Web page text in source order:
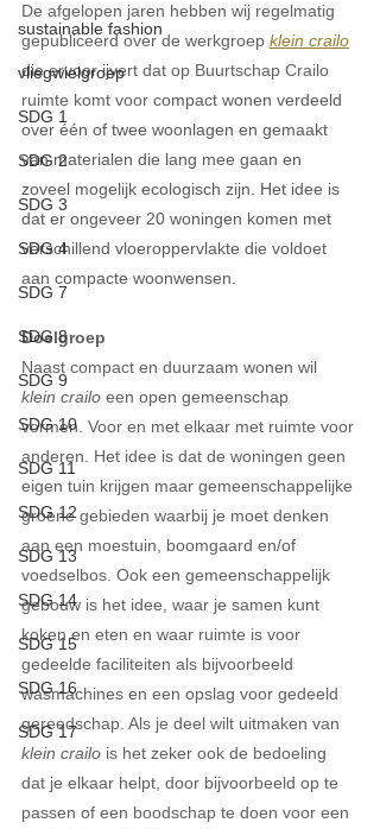
sustainable fashion
vliegwielgroep
SDG 1
SDG 2
SDG 3
SDG 4
SDG 7
SDG 8
SDG 9
SDG 10
SDG 11
SDG 12
SDG 13
SDG 14
SDG 15
SDG 16
SDG 17
De afgelopen jaren hebben wij regelmatig
gepubliceerd over de werkgroep klein crailo
die ervoor ijvert dat op Buurtschap Crailo
ruimte komt voor compact wonen verdeeld
over één of twee woonlagen en gemaakt
van materialen die lang mee gaan en
zoveel mogelijk ecologisch zijn. Het idee is
dat er ongeveer 20 woningen komen met
verschillend vloeroppervlakte die voldoet
aan compacte woonwensen.
Doelgroep
Naast compact en duurzaam wonen wil
klein crailo een open gemeenschap
vormen. Voor en met elkaar met ruimte voor
anderen. Het idee is dat de woningen geen
eigen tuin krijgen maar gemeenschappelijke
groene gebieden waarbij je moet denken
aan een moestuin, boomgaard en/of
voedselbos. Ook een gemeenschappelijk
gebouw is het idee, waar je samen kunt
koken en eten en waar ruimte is voor
gedeelde faciliteiten als bijvoorbeeld
wasmachines en een opslag voor gedeeld
gereedschap. Als je deel wilt uitmaken van
klein crailo is het zeker ook de bedoeling
dat je elkaar helpt, door bijvoorbeeld op te
passen of een boodschap te doen voor een